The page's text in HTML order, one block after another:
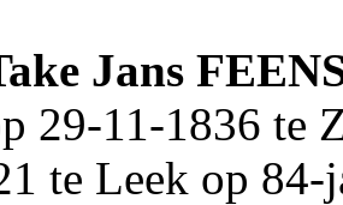
Jans
29-11-1836 te
te Leek op